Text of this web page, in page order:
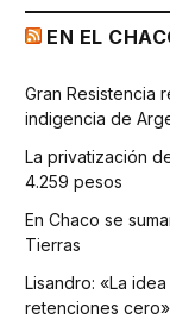
EN EL
Gran Resistencia
indigencia de
La privatización
4.259 pesos
En Chaco se
Tierras
Lisandro: «La
retenciones cero»